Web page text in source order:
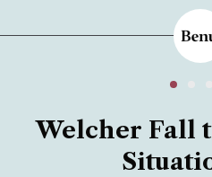
Welcher Fall